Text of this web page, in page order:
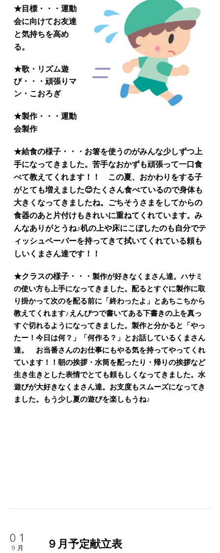
★目標・・・運動
会に向けてお友達
と気持ちを高め
る。
★歌・リズム遊
び・・・頑張りマ
ン・こおろぎ
★製作・・・運動
会製作
★給食の様子・・・お箸を使うのがみんな少しずつ上
手になってきました。苦手なおかずも頑張って一口食
べて教えてくれます！！ この夏、おかわりをする子
がとても増えました😊たくさん食べているので身体も
大きくなってきましたね。ごちそうさまをしてからの
食器のあと片付けもきれいに重ねてくれています。み
んなありがとうね♪机の上や床にこぼしたのも自分でテ
ィッシュペーパーを持ってきて拭いてくれている頼も
しいくまさん達です！！
★クラスの様子・・・ 製作が好きなくまさん達。ハサミ
の使い方も上手になってきました。配るとすぐに製作に取
り掛かって次のを配る前に「終わったよ」とあちこちから
教えてくれます♪えんぴつで書いてある下書きの上を真っ
すぐ切れるようになってきました。製作と分かると「やっ
たー！今日は何？」「何作る？」とお話しているくまさん
達。 お当番さんのお仕事にもやる気を持ってやってくれ
ています！！朝の挨拶・水筒を配ったり・帰りの挨拶など
生き生きとした表情でとても頼もしくなってきました。 水
遊びが大好きなくまさん達。お支度もスムーズになってき
ました。もう少し夏の遊びを楽しもうね♪
01
9月 ９月予定献立表